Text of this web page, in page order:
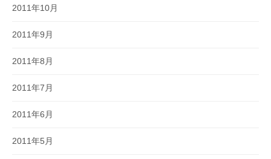
2011年10月
2011年9月
2011年8月
2011年7月
2011年6月
2011年5月